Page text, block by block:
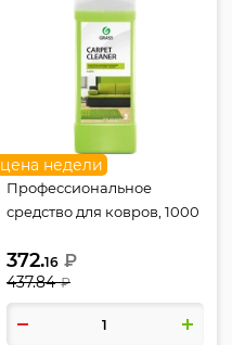
цена недели
Профессиональное
средство для ковров, 1000
215100
372.16 ₽
437.84 ₽